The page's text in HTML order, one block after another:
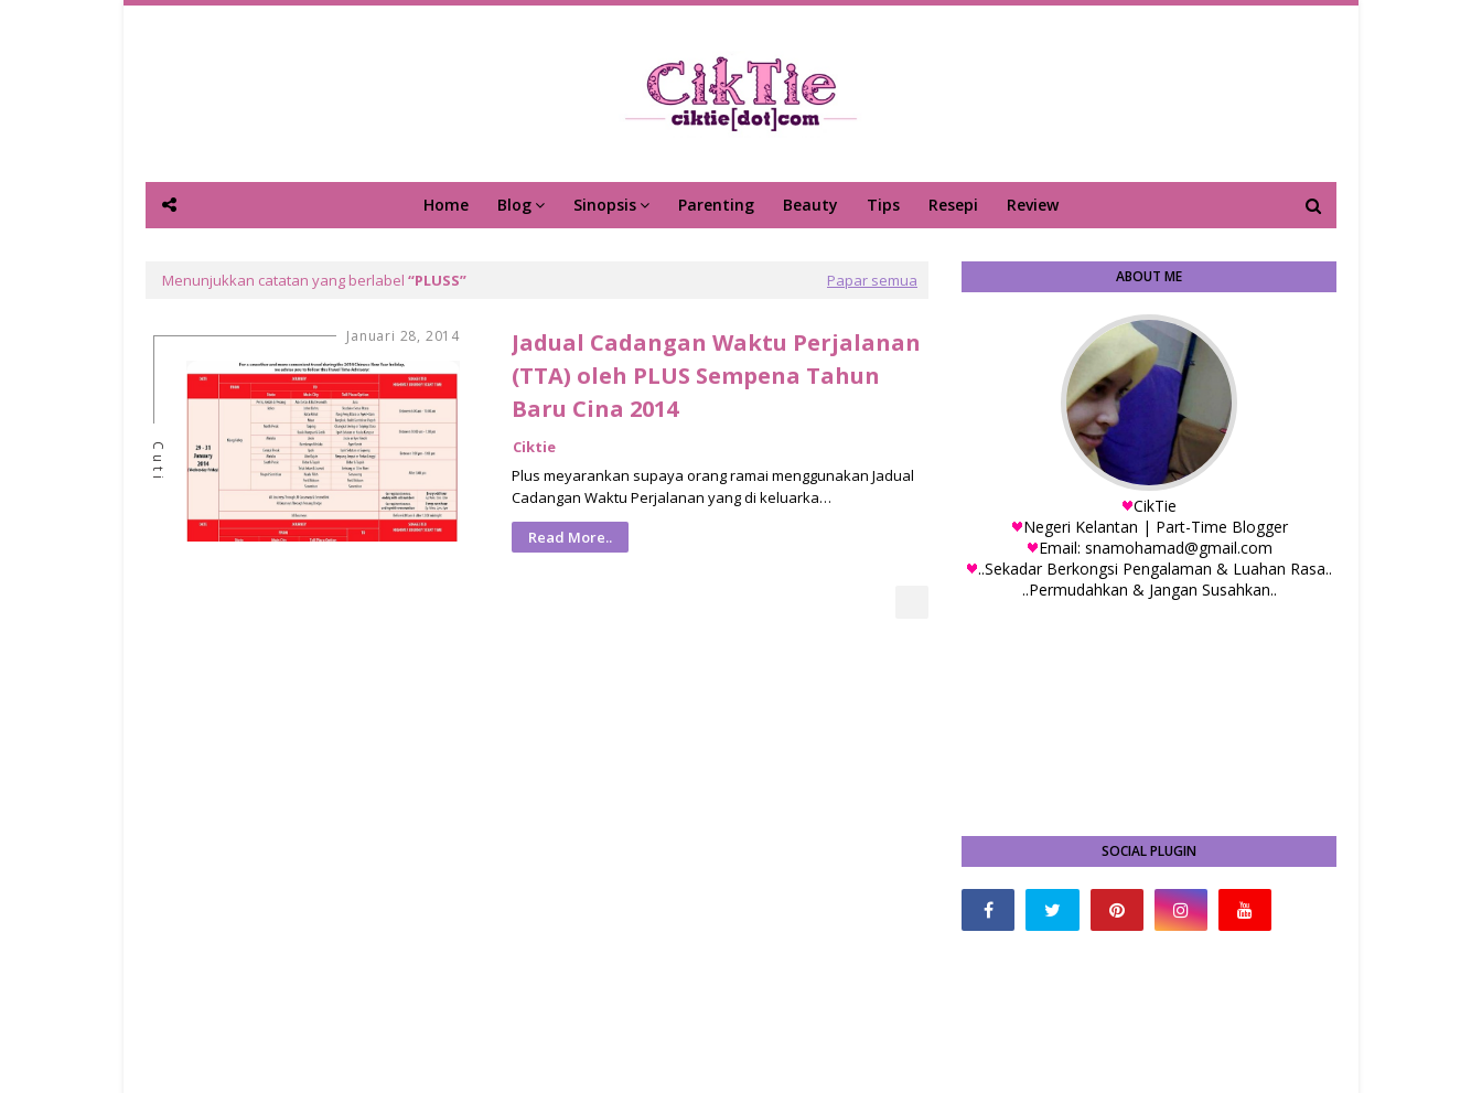
Home Blog Sinopsis Parenting Beauty Tips Resepi Review
Menunjukkan catatan yang berlabel PLUSS Papar semua
Januari 28, 2014
Cuti
Jadual Cadangan Waktu Perjalanan
(TTA) oleh PLUS Sempena Tahun
Baru Cina 2014
Ciktie
Plus meyarankan supaya orang ramai menggunakan Jadual
Cadangan Waktu Perjalanan yang di keluarka…
Read More..
ABOUT ME
CikTie
Negeri Kelantan | Part-Time Blogger
Email: snamohamad@gmail.com
..Sekadar Berkongsi Pengalaman & Luahan Rasa..
..Permudahkan & Jangan Susahkan..
SOCIAL PLUGIN